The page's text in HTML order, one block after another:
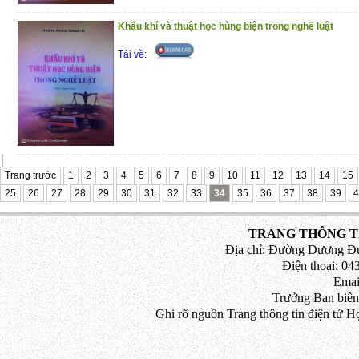
đồng trong hoạt động kinh doanh
Phần 4 : Pháp luật về giải quyết tranh
Trân trọng giới thiệu đến bạn đọc!
(29/10/2020)
Khẩu khí và thuật học hùng biện trong nghề luật
Tải về:
Trang trước 1 2 3 4 5 6 7 8 9 10 11 12 13 14
15
25
26 27 28 29 30 31 32 33 34 35 36 37 38 39
TRANG THÔNG
Địa chỉ: Đường Dương
Điện thoại:
Trưởng Ban
Ghi rõ nguồn Trang thông tin điện tử